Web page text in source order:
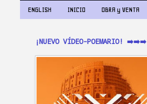
ENGLISH INICIO OBRA y VENTA
¡NUEVO VÍDEO-POEMARIO! ➡️➡️➡️